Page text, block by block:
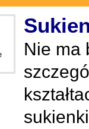
Nie ma